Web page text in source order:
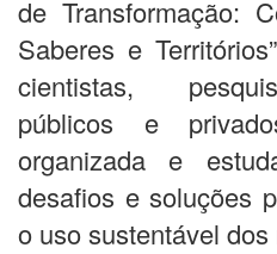
de Transformação:
Saberes e
cientistas,
públicos e
organizada e
desafios e soluções
o uso sustentável